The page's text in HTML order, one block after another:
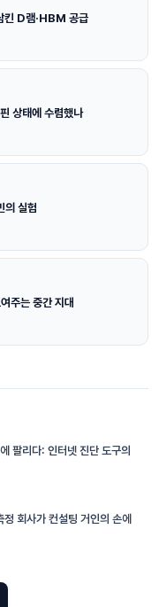
D램·HBM 공급
상태에 수렴했나
의 실험
주는 중간 지대
팔리다: 인터넷 진단 도구의
회사가 컨설팅 거인의 손에